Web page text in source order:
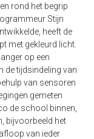
rond het begrip
Stijn
heeft de
met gekleurd licht.
op een
de tijdsindeling van
van sensoren
gemeten
de school binnen,
bijvoorbeeld het
van ieder